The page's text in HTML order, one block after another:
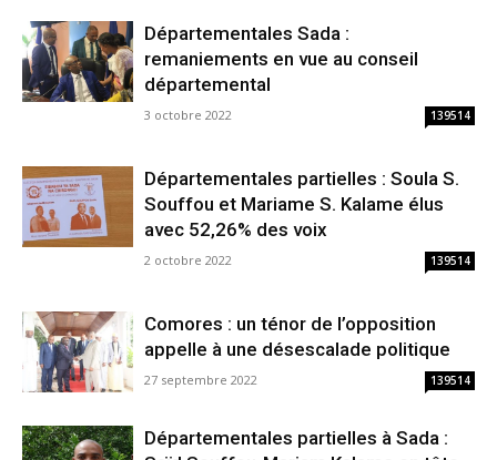
Départementales Sada :
remaniements en vue au conseil
départemental
3 octobre 2022 139514
Départementales partielles : Soula S.
Souffou et Mariame S. Kalame élus
avec 52,26% des voix
2 octobre 2022 139514
Comores : un ténor de l’opposition
appelle à une désescalade politique
27 septembre 2022 139514
Départementales partielles à Sada :